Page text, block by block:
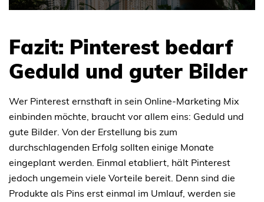
Fazit: Pinterest bedarf
Geduld und guter Bilder
Wer Pinterest ernsthaft in sein Online-Marketing Mix
einbinden möchte, braucht vor allem eins: Geduld und
gute Bilder. Von der Erstellung bis zum
durchschlagenden Erfolg sollten einige Monate
eingeplant werden. Einmal etabliert, hält Pinterest
jedoch ungemein viele Vorteile bereit. Denn sind die
Produkte als Pins erst einmal im Umlauf, werden sie